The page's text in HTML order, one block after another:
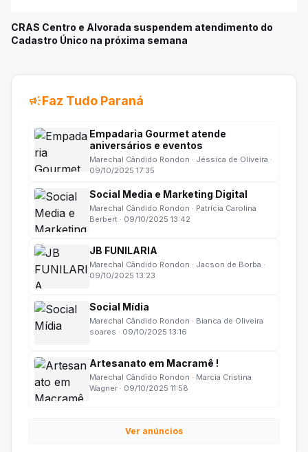
CRAS Centro e Alvorada suspendem atendimento do
Cadastro Único na próxima semana
campaignFaz Tudo Paraná
Empadaria Gourmet atende
aniversários e eventos
Marechal Cândido Rondon · Jéssica de Oliveira ·
09/10/2025 17:35
Social Media e Marketing Digital
Marechal Cândido Rondon · Patrícia Carolina
Berbert · 09/10/2025 13:42
JB FUNILARIA
Marechal Cândido Rondon · Jacson de Borba ·
09/10/2025 13:23
Social Mídia
Marechal Cândido Rondon · Bianca de Oliveira
soares · 09/10/2025 13:16
Artesanato em Macramê !
Marechal Cândido Rondon · Marcia Cristina
Wagner · 09/10/2025 11:58
Ver anúncios